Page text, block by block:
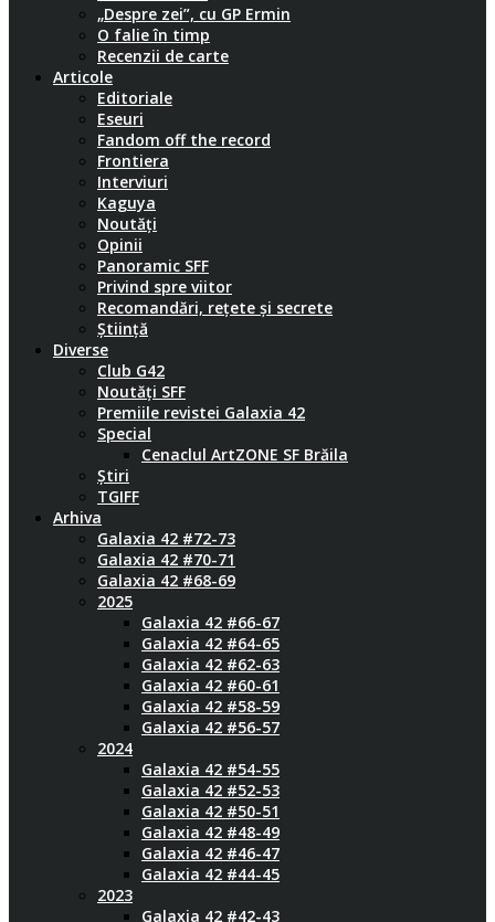
„Despre zei”, cu GP Ermin
O falie în timp
Recenzii de carte
Articole
Editoriale
Eseuri
Fandom off the record
Frontiera
Interviuri
Kaguya
Noutăți
Opinii
Panoramic SFF
Privind spre viitor
Recomandări, rețete și secrete
Știință
Diverse
Club G42
Noutăți SFF
Premiile revistei Galaxia 42
Special
Cenaclul ArtZONE SF Brăila
Știri
TGIFF
Arhiva
Galaxia 42 #72-73
Galaxia 42 #70-71
Galaxia 42 #68-69
2025
Galaxia 42 #66-67
Galaxia 42 #64-65
Galaxia 42 #62-63
Galaxia 42 #60-61
Galaxia 42 #58-59
Galaxia 42 #56-57
2024
Galaxia 42 #54-55
Galaxia 42 #52-53
Galaxia 42 #50-51
Galaxia 42 #48-49
Galaxia 42 #46-47
Galaxia 42 #44-45
2023
Galaxia 42 #42-43